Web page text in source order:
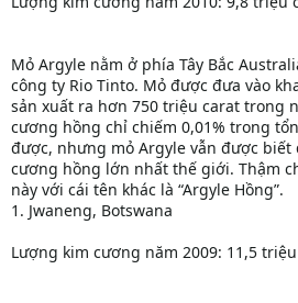
Mỏ Argyle nằm ở phía Tây Bắc
công ty Rio Tinto. Mỏ được đưa vào
sản xuất ra hơn 750 triệu carat trong
cương hồng chỉ chiếm 0,01% trong
được, nhưng mỏ Argyle vẫn được
cương hồng lớn nhất thế giới. Thậm
này với cái tên khác là “Argyle Hồng”.
1. Jwaneng, Botswana
Lượng kim cương năm 2009: 11,5